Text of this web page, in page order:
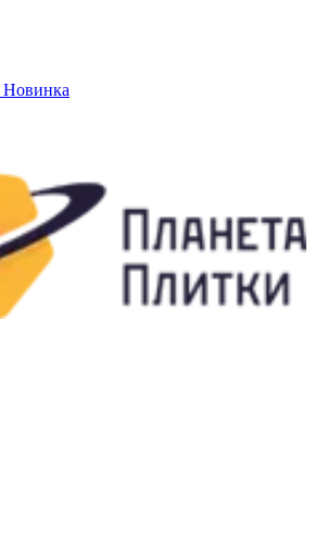
Новинка